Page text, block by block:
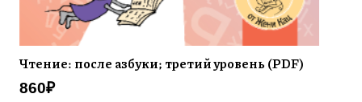
Чтение: после азбуки; третий уровень (PDF)
860₽